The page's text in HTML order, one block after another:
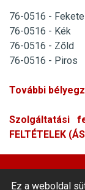
76-0516 - Fekete
76-0516 - Kék
76-0516 - Zőld
76-0516 - Piros
További
Szolgáltatási
FELTÉTELEK
Ez a weboldal